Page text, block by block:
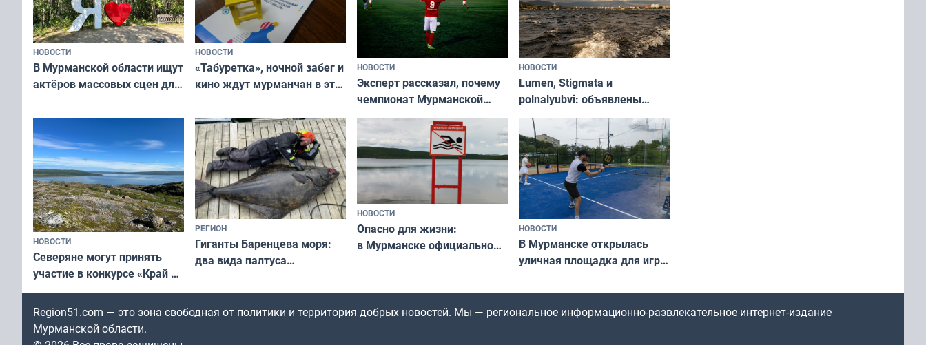
НОВОСТИ
В Мурманской области ищут
актёров массовых сцен для
короткометражном фильме
НОВОСТИ
«Табуретка», ночной забег и
кино ждут мурманчан в эти
НОВОСТИ
Эксперт рассказал, почему
чемпионат Мурманской
области по футболу остался
незамеченным
НОВОСТИ
Lumen, Stigmata и
polnalyubvi: объявлены
хедлайнеры фестиваля
«Имандра» в 2026 года
НОВОСТИ
Северяне могут принять
участие в конкурсе «Край у
северной границы: фотогид
по Печенгскому округу»
РЕГИОН
Гиганты Баренцева моря:
два вида палтуса
НОВОСТИ
Опасно для жизни:
в Мурманске официально
НОВОСТИ
В Мурманске открылась
уличная площадка для игры
Region51.com — это зона свободная от политики и территория добрых новостей. Мы — региональное информационно-развлекательное интернет-издание
Мурманской области.